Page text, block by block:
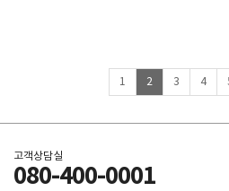
1 2 3 4
고객상담실
080-400-0001